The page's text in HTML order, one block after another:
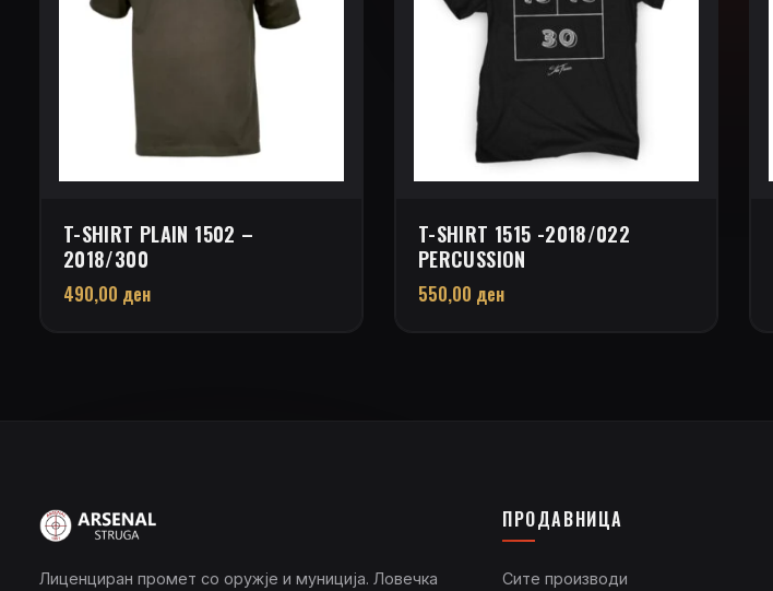
T-SHIRT PLAIN 1502 –
2018/300
490,00 ден
T-SHIRT 1515 -2018/022
PERCUSSION
550,00 ден
Лиценциран промет со оружје и муниција. Ловечка
ПРОДАВНИЦА
Сите производи